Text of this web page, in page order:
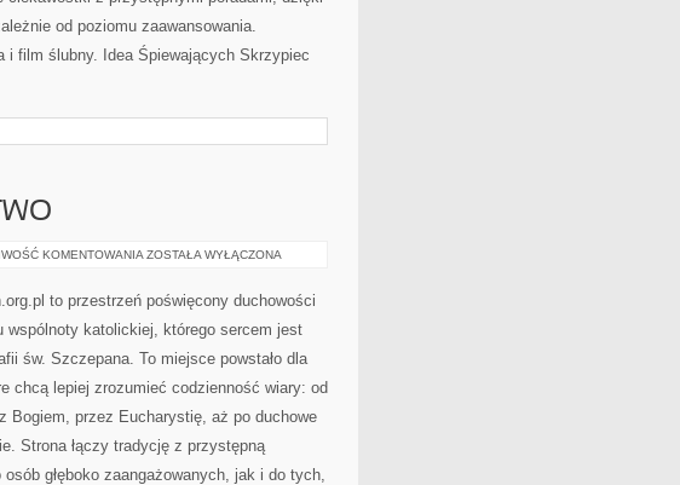
od poziomu zaawansowania.
i film ślubny. Idea Śpiewających Skrzypiec
KOMENTOWANIA PAPIEŻE
DZIEDZICTWO
ZOSTAŁA WYŁĄCZONA
to przestrzeń poświęcony duchowości
wspólnoty katolickiej, którego sercem jest
św. Szczepana. To miejsce powstało dla
chcą lepiej zrozumieć codzienność wiary: od
Bogiem, przez Eucharystię, aż po duchowe
Strona łączy tradycję z przystępną
głęboko zaangażowanych, jak i do tych,